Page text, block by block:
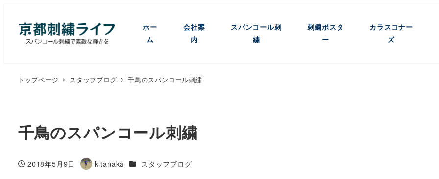
ホー
ム
会社案
内
スパンコール刺
繍
刺繍ポスタ
ー
カラスコナー
ズ
トップページ スタッフブログ 千鳥のスパンコール刺繍
千鳥のスパンコール刺繍
投稿日
2018年5月9日
著
k-tanaka カテゴリー
スタッフブログ